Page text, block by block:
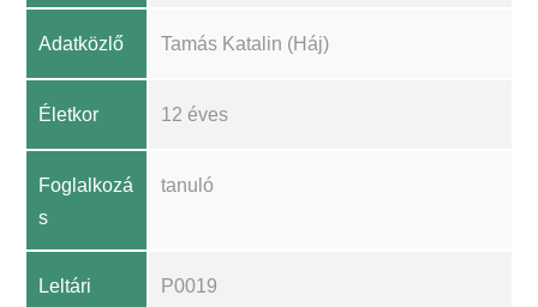
Adatközlő Tamás Katalin (Háj)
Életkor 12 éves
Foglalkozá
s
tanuló
Leltári
P0019